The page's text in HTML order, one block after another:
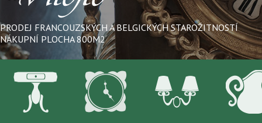
PRODEJ FRANCOUZSKÝCH A BELGICKÝCH STAROŽITNOSTÍ
NÁKUPNÍ PLOCHA 800M2